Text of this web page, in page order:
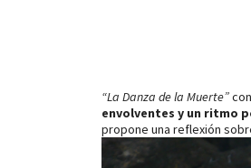
“La Danza de la Muerte”
envolventes y un ritmo
propone una reflexión